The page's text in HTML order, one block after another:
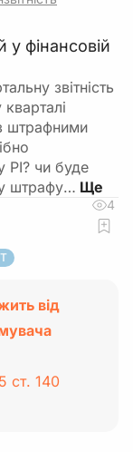
фінансовій
звітність
штрафними
РІ? чи буде
штрафу…
4
від
ст. 140